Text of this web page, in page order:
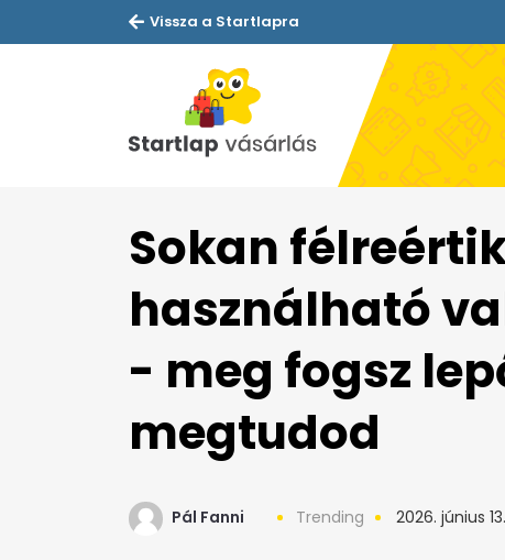
Vissza a Startlapra
Sokan
használható
- meg fogsz
megtudod
Pál Fanni Trending 2026. június 13.